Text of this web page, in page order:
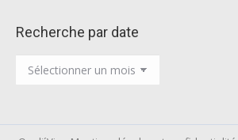
Recherche par date
Recherche